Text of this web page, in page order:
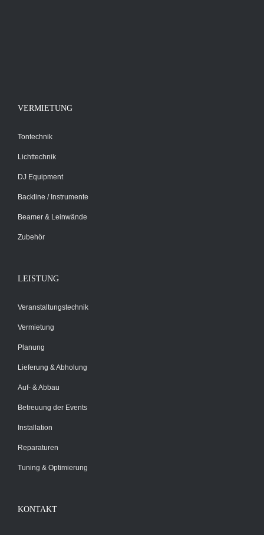
VERMIETUNG
Tontechnik
Lichttechnik
DJ Equipment
Backline / Instrumente
Beamer & Leinwände
Zubehör
LEISTUNG
Veranstaltungstechnik
Vermietung
Planung
Lieferung & Abholung
Auf- & Abbau
Betreuung der Events
Installation
Reparaturen
Tuning & Optimierung
KONTAKT